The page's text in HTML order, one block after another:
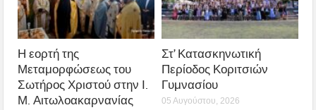
Η εορτή της
Μεταμορφώσεως του
Σωτήρος Χριστού στην Ι.
Μ. Αιτωλοακαρνανίας
Στ’ Κατασκηνωτική
Περίοδος Κοριτσιών
Γυμνασίου
05 Αυγούστου, 2026